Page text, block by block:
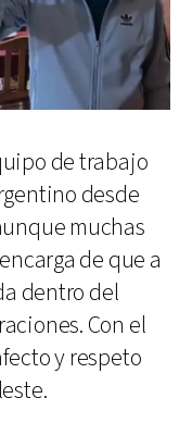
de trabajo
desde
muchas
de que a
dentro del
Con el
y respeto